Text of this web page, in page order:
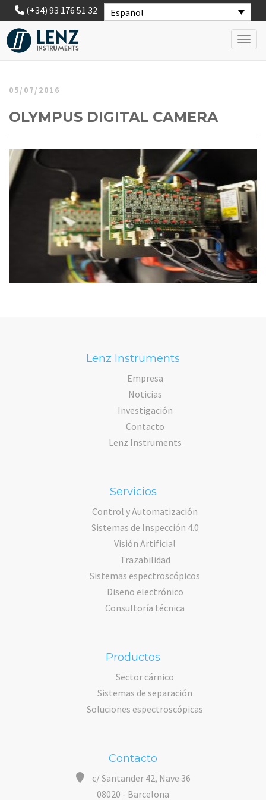
Español
(+34) 93 176 51 32
05/07/2016
OLYMPUS DIGITAL CAMERA
Lenz Instruments
Empresa
Noticias
Investigación
Contacto
Lenz Instruments
Servicios
Control y Automatización
Sistemas de Inspección 4.0
Visión Artificial
Trazabilidad
Sistemas espectroscópicos
Diseño electrónico
Consultoría técnica
Productos
Sector cárnico
Sistemas de separación
Soluciones espectroscópicas
Contacto
c/ Santander 42, Nave 36
08020 - Barcelona